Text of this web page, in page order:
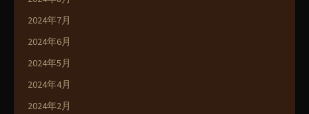
2024年7月
2024年6月
2024年5月
2024年4月
2024年2月